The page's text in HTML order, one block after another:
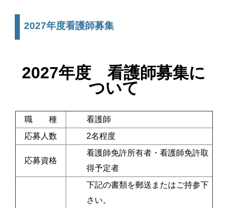
2027年度看護師募集
2027年度 看護師募集に
ついて
職 種
看護師
応募人数
2名程度
応募資格
看護師免許所有者・看護師免許取
得予定者
下記の書類を郵送またはご持参下
さい。